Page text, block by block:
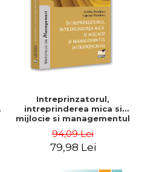
Intreprinzatorul,
intreprinderea mica si
mijlocie si managementul
Nicolescu, Ciprian
Nicolescu
94,09 Lei
79,98 Lei